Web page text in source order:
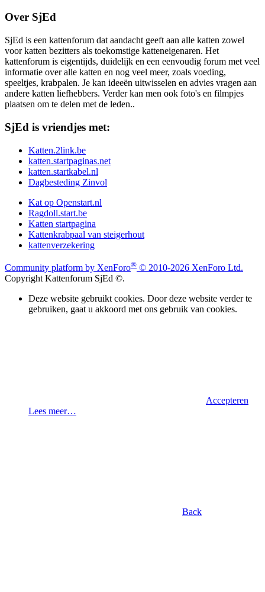
Over SjEd
SjEd is een kattenforum dat aandacht geeft aan alle katten zowel
voor katten bezitters als toekomstige katteneigenaren. Het
kattenforum is eigentijds, duidelijk en een eenvoudig forum met veel
informatie over alle katten en nog veel meer, zoals voeding,
speeltjes, krabpalen. Je kan ideeën uitwisselen en advies vragen aan
andere katten liefhebbers. Verder kan men ook foto's en filmpjes
plaatsen om te delen met de leden..
SjEd is vriendjes met:
Katten.2link.be
katten.startpaginas.net
katten.startkabel.nl
Dagbesteding Zinvol
Kat op Openstart.nl
Ragdoll.start.be
Katten startpagina
Kattenkrabpaal van steigerhout
kattenverzekering
Community platform by XenForo® © 2010-2026 XenForo Ltd.
Copyright Kattenforum SjEd ©.
Deze website gebruikt cookies. Door deze website verder te
gebruiken, gaat u akkoord met ons gebruik van cookies.
Accepteren
Lees meer…
Back